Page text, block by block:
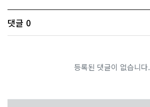
댓글 0
등록된 댓글이 없습니다.